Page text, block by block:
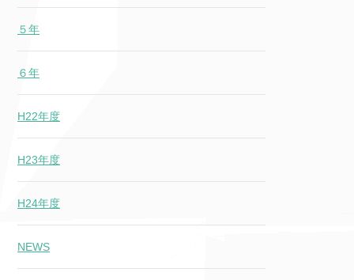
５年
６年
H22年度
H23年度
H24年度
NEWS